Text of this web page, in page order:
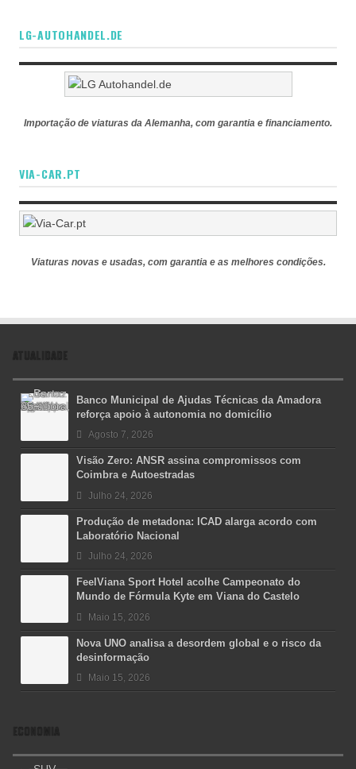
LG-AUTOHANDEL.DE
Importação de viaturas da Alemanha, com garantia e financiamento.
VIA-CAR.PT
Viaturas novas e usadas, com garantia e as melhores condições.
ATUALIDADE
Banco Municipal de Ajudas Técnicas da Amadora
reforça apoio à autonomia no domicílio
Agosto 7, 2026
Visão Zero: ANSR assina compromissos com
Coimbra e Autoestradas
Julho 24, 2026
Produção de metadona: ICAD alarga acordo com
Laboratório Nacional
Julho 24, 2026
FeelViana Sport Hotel acolhe Campeonato do
Mundo de Fórmula Kyte em Viana do Castelo
Maio 15, 2026
Nova UNO analisa a desordem global e o risco da
desinformação
Maio 15, 2026
ECONOMIA